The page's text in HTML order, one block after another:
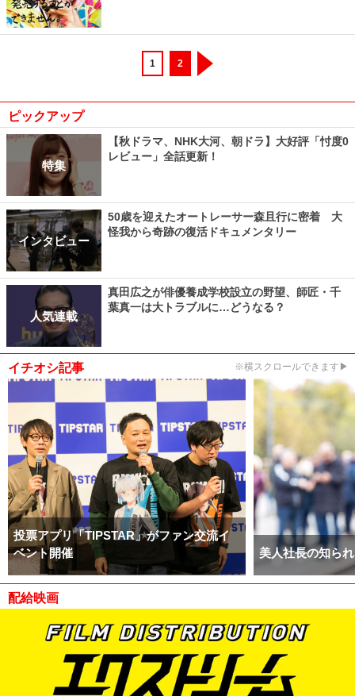
1 2
ピックアップ
特集
【秋ドラマ、NHK大河、朝ドラ】大好評「忖度0
レビュー」全話更新！
インタビュー
50歳を迎えたオートレーサー森且行に密着 大
怪我から奇跡の復活ドキュメンタリー
人気連載
真田広之が俳優養成学校設立の野望、師匠・千
葉真一は大トラブルに…どうなる？
イチオシ記事 ※横スクロールできます▶
投票アプリ「TIPSTAR」がファン交流イ
ベント開催
美人社長の知ら
配給映画